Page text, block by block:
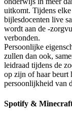
uitkomt. Tijdens
bijlesdocenten live
wordt aan de -
verbonden.
Persoonlijke
zullen dan ook,
leidraad tijdens de
op zijn of haar beurt
persoonlijkheid van
Spotify &